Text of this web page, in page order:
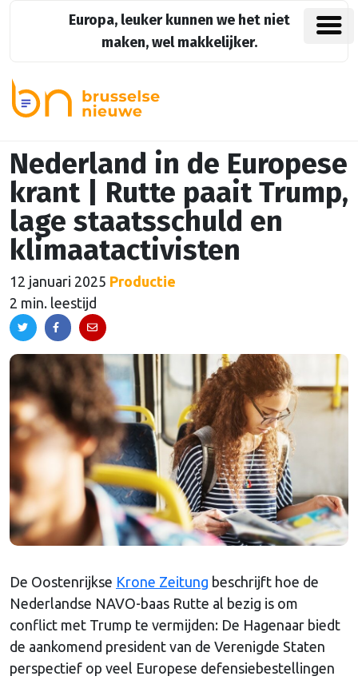
Europa, leuker kunnen we het niet
maken, wel makkelijker.
Nederland in de Europese
krant | Rutte paait Trump,
lage staatsschuld en
klimaatactivisten
12 januari 2025 Productie
2 min. leestijd
De Oostenrijkse Krone Zeitung beschrijft hoe de
Nederlandse NAVO-baas Rutte al bezig is om
conflict met Trump te vermijden: De Hagenaar biedt
de aankomend president van de Verenigde Staten
perspectief op veel Europese defensiebestellingen